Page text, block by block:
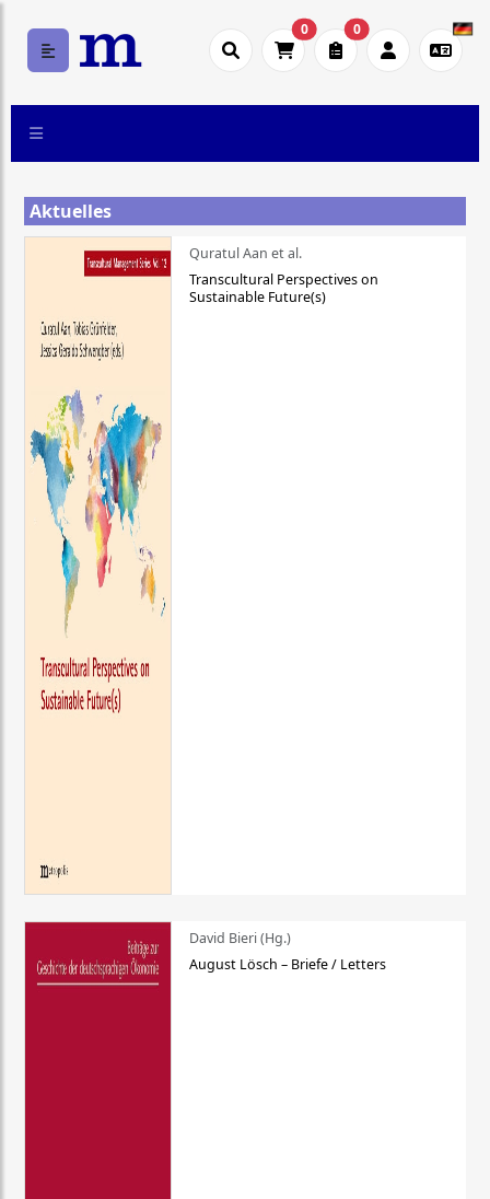
0 0
Aktuelles
Quratul Aan et al.
Transcultural Perspectives on
Sustainable Future(s)
David Bieri (Hg.)
August Lösch – Briefe / Letters